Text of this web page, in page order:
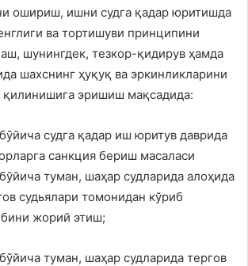
ошириш, ишни судга қадар юритишда
ва тортишуви принципини
шунингдек, тезкор-қидирув ҳамда
шахснинг ҳуқуқ ва эркинликларини
қилинишига эришиш мақсадида:
судга қадар иш юритув даврида
санкция бериш масаласи
туман, шаҳар судларида алоҳида
судьялари томонидан кўриб
жорий этиш;
туман, шаҳар судларида тергов